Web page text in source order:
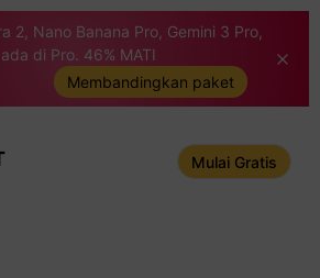
2, Nano Banana Pro, Gemini 3 Pro,
di Pro. 46% MATI
Membandingkan paket
Mulai Gratis